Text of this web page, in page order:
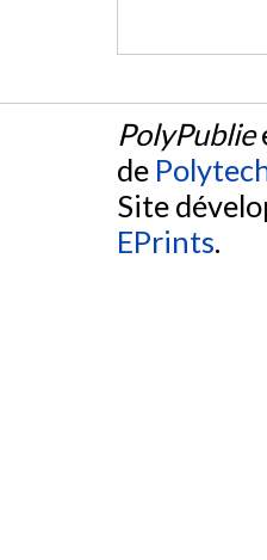
PolyPublie
de
Site
EPrints.